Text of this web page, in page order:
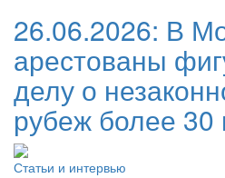
26.06.2026: В
арестованы
делу о
рубеж более
Статьи и интервью